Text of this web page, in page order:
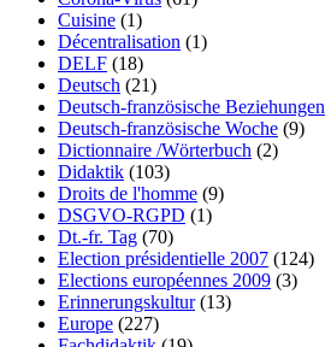
Cuisine (1)
Décentralisation (1)
DELF (18)
Deutsch (21)
Deutsch-französische Beziehungen
Deutsch-französische Woche (9)
Dictionnaire /Wörterbuch (2)
Didaktik (103)
Droits de l'homme (9)
DSGVO-RGPD (1)
Dt.-fr. Tag (70)
Election présidentielle 2007 (124)
Elections européennes 2009 (3)
Erinnerungskultur(13)
Europe (227)